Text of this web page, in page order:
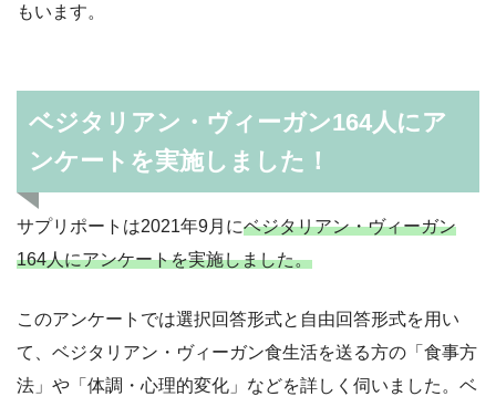
もいます。
ベジタリアン・ヴィーガン164人にア
ンケートを実施しました！
サプリポートは2021年9月にベジタリアン・ヴィーガン
164人にアンケートを実施しました。
このアンケートでは選択回答形式と自由回答形式を用い
て、ベジタリアン・ヴィーガン食生活を送る方の「食事方
法」や「体調・心理的変化」などを詳しく伺いました。ベ